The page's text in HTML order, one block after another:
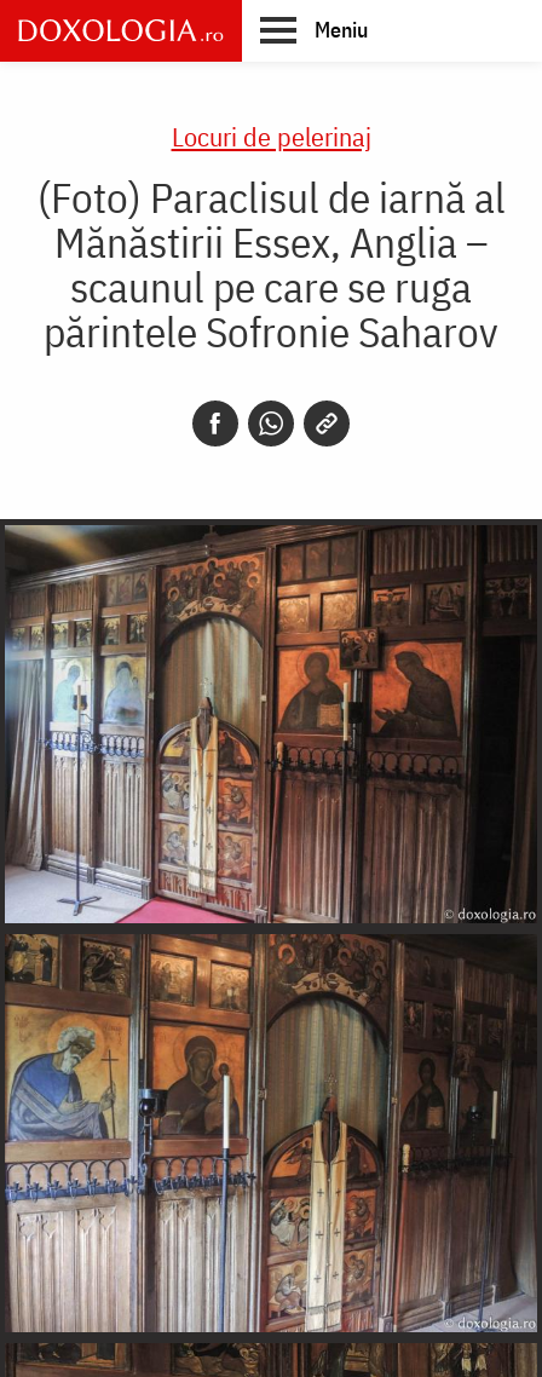
Skip
to
main
Meniu
Locuri de pelerinaj
(Foto) Paraclisul de iarnă al
Mănăstirii Essex, Anglia –
scaunul pe care se ruga
părintele Sofronie Saharov